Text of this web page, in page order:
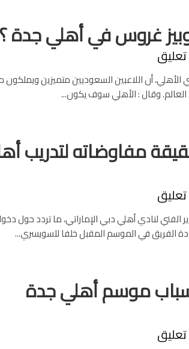
غروس في أهلي جدة ؟
الأهلي، أن اللاعبين السعوديين متميزين
العالم. وقال : الأهلي سوف يكون...
مفاوضاته لتدريب
الفني لنادي أهلي دبي الإماراتي، ما تردد حول
الفريق في الموسم المقبل خلفا للسويسري...
موسم أهلي جدة